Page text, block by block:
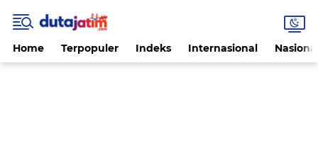
Home Terpopuler Indeks Internasional